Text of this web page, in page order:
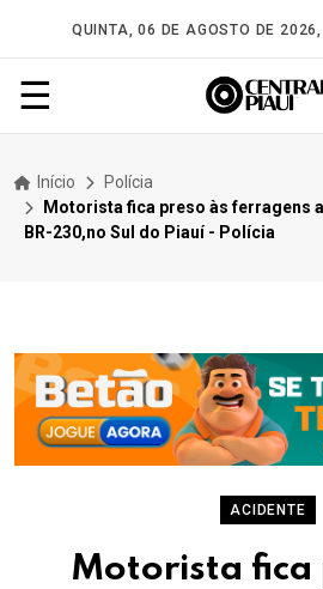
QUINTA, 06 DE AGOSTO DE
☰
Início
Polícia
Motorista fica preso às ferragens
BR-230,no Sul do Piauí - Polícia
ACIDENTE
Motorista fica